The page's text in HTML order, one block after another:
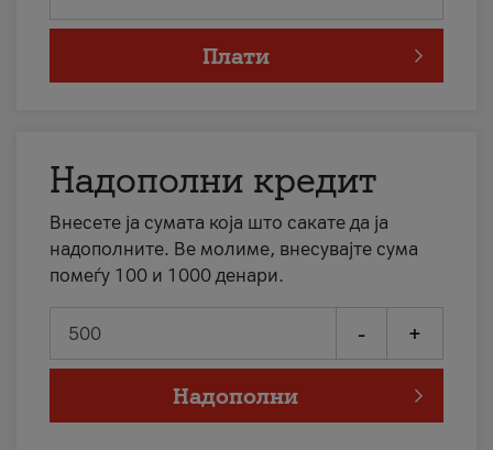
Плати
Надополни кредит
Внесете ја сумата која што сакате да ја
надополните. Ве молиме, внесувајте сума
помеѓу 100 и 1000 денари.
- +
Надополни